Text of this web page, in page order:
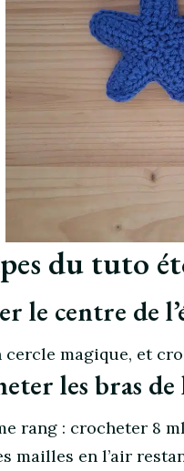
du tuto
le centre de
cercle magique, et
les bras de
rang : crocheter 8
mailles en l’air